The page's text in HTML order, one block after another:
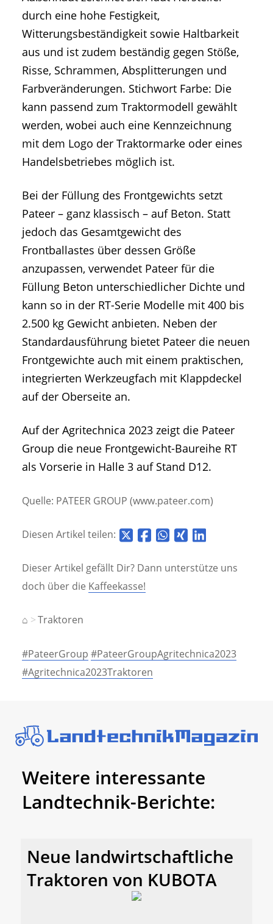
durch eine hohe Festigkeit,
Witterungsbeständigkeit sowie Haltbarkeit
aus und ist zudem beständig gegen Stöße,
Risse, Schrammen, Absplitterungen und
Farbveränderungen. Stichwort Farbe: Die
kann passend zum Traktormodell gewählt
werden, wobei auch eine Kennzeichnung
mit dem Logo der Traktormarke oder eines
Handelsbetriebes möglich ist.
Bei der Füllung des Frontgewichts setzt
Pateer – ganz klassisch – auf Beton. Statt
jedoch das Gesamtgewicht des
Frontballastes über dessen Größe
anzupassen, verwendet Pateer für die
Füllung Beton unterschiedlicher Dichte und
kann so in der RT-Serie Modelle mit 400 bis
2.500 kg Gewicht anbieten. Neben der
Standardausführung bietet Pateer die neuen
Frontgewichte auch mit einem praktischen,
integrierten Werkzeugfach mit Klappdeckel
auf der Oberseite an.
Auf der Agritechnica 2023 zeigt die Pateer
Group die neue Frontgewicht-Baureihe RT
als Vorserie in Halle 3 auf Stand D12.
Quelle: PATEER GROUP (www.pateer.com)
Diesen Artikel teilen:
Dieser Artikel gefällt Dir? Dann unterstütze uns
doch über die Kaffeekasse!
⌂ Traktoren
#PateerGroup #PateerGroupAgritechnica2023
#Agritechnica2023Traktoren
Weitere interessante
Landtechnik-Berichte:
Neue landwirtschaftliche
Traktoren von KUBOTA